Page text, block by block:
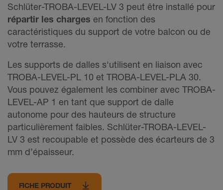
Schlüter-TROBA-LEVEL-LV 3 peut être installé pour
répartir les charges en fonction des
caractéristiques du support de votre balcon ou de
votre terrasse.
Les supports de dalles s'utilisent en liaison avec
TROBA-LEVEL-PL 10 et TROBA-LEVEL-PLA 30.
Vous pouvez également les combiner avec TROBA-
LEVEL-AP 1 en tant que support de dalle
autonome pour des hauteurs de structure
particulièrement faibles. Schlüter-TROBA-LEVEL-
LV 3 est recoupable et possède des écarteurs de 3
mm d’épaisseur.
FICHE PRODUIT